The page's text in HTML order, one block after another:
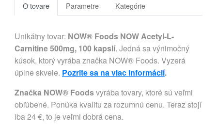
O tovare Parametre Kategórie
Unikátny tovar: NOW® Foods NOW Acetyl-L-
Carnitine 500mg, 100 kapslí. Jedná sa výnimočný
kúsok, ktorý vyrába značka NOW® Foods. Vyzerá
úplne skvele. Pozrite sa na viac informácií.
Značka NOW® Foodsvyrába tovary, ktoré sú veľmi
obľúbené. Ponúka kvalitu za rozumnú cenu. Teraz stojí
iba 24 €, to je veľmi dobrá cena.